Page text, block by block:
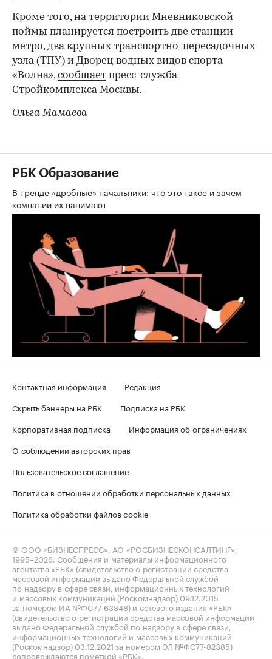
Кроме того, на территории Мневниковской
поймы планируется построить две станции
метро, два крупных транспортно-пересадочных
узла (ТПУ) и Дворец водных видов спорта
«Волна»,сообщает пресс-служба
Стройкомплекса Москвы.
Ольга Мамаева
РБК Образование
В тренде «дробные» начальники: что это такое и зачем
компании их нанимают
Контактная информация
Редакция
Скрыть баннеры на РБК
Подписка на РБК
Корпоративная подписка
Информация об ограничениях
О соблюдении авторских прав
Пользовательское соглашение
Политика в отношении обработки персональных данных
Политика обработки файлов cookie
© ООО «БИЗНЕСПРЕСС», АО «РОСБИЗНЕСКОНСАЛТИНГ»,
1995–2026 . Сообщения и материалы информационного
агентства «РБК» (свидетельство о регистрации средства
массовой информации выдано Федеральной службой
по надзору в сфере связи, информационных технологий
и массовых коммуникаций (Роскомнадзор) 09.12.2015
за номером ИА №ФС77-63848) и сетевого издания «РБК»
(свидетельство о регистрации средства массовой информации
выдано Федеральной службой по надзору в сфере связи,
информационных технологий и массовых коммуникаций
(Роскомнадзор) 03.12.2021 за номером ЭЛ №ФС77-82385)
сопровождаются пометкой «РБК».